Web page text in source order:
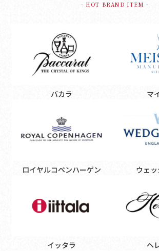
- HOT BRAND ITEM -
バカラ マ
ロイヤルコペンハーゲン ウェ
イッタラ ヘ